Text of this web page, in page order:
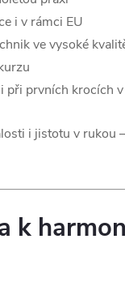
i v rámci EU
ve vysoké
při prvních krocích
i jistotu v rukou
k